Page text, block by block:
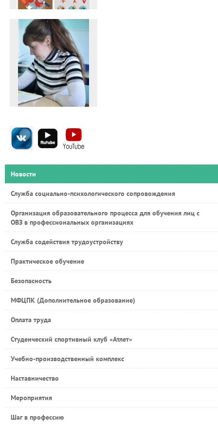
Новости
Служба социально-психологического сопровождения
Организация образовательного процесса для обучения лиц с
ОВЗ в профессиональных организациях
Служба содействия трудоустройству
Практическое обучение
Безопасность
МФЦПК (Дополнительное образование)
Оплата труда
Студенческий спортивный клуб «Атлет»
Учебно-производственный комплекс
Наставничество
Мероприятия
Шаг в профессию